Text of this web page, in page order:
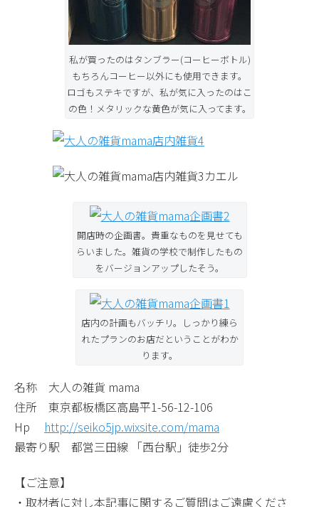
私が買ったのはタンブラー(コーヒーボトル)
もちろんコーヒー以外にも使用できます。
ロゴもステキですが、私が気に入ったのはこ
の色！メタリックな黄色が気に入ってます。
開店時の企画書。貴重なものを見せても
らいました。雑貨の学校で制作したもの
をバージョンアップしたそう。
店内の計画もバッチリ。しっかり練ら
れたプランのお店だということがわか
ります。
名称 大人の雑貨 mama
住所 東京都板橋区高島平1-56-12-106
Hp http://seiko5jp.wixsite.com/mama
最寄り駅 都営三田線 「西台駅」徒歩2分
【ご注意】
・取材者に対し本記事に関するご質問はご遠慮くださ